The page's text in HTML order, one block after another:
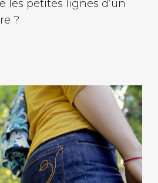
les petites lignes d’un
?